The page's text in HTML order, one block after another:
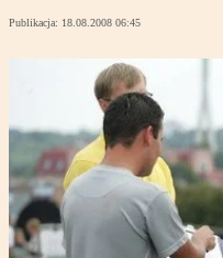
Publikacja: 18.08.2008 06:45